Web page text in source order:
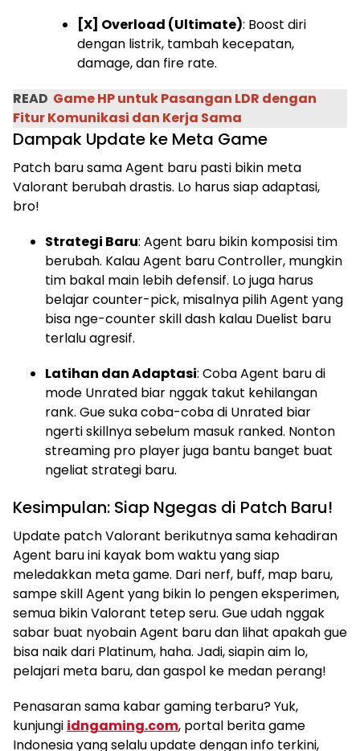
[X] Overload (Ultimate): Boost diri
dengan listrik, tambah kecepatan,
damage, dan fire rate.
READ Game HP untuk Pasangan LDR dengan
Fitur Komunikasi dan Kerja Sama
Dampak Update ke Meta Game
Patch baru sama Agent baru pasti bikin meta
Valorant berubah drastis. Lo harus siap adaptasi,
bro!
Strategi Baru: Agent baru bikin komposisi tim
berubah. Kalau Agent baru Controller, mungkin
tim bakal main lebih defensif. Lo juga harus
belajar counter-pick, misalnya pilih Agent yang
bisa nge-counter skill dash kalau Duelist baru
terlalu agresif.
Latihan dan Adaptasi: Coba Agent baru di
mode Unrated biar nggak takut kehilangan
rank. Gue suka coba-coba di Unrated biar
ngerti skillnya sebelum masuk ranked. Nonton
streaming pro player juga bantu banget buat
ngeliat strategi baru.
Kesimpulan: Siap Ngegas di Patch Baru!
Update patch Valorant berikutnya sama kehadiran
Agent baru ini kayak bom waktu yang siap
meledakkan meta game. Dari nerf, buff, map baru,
sampe skill Agent yang bikin lo pengen eksperimen,
semua bikin Valorant tetep seru. Gue udah nggak
sabar buat nyobain Agent baru dan lihat apakah gue
bisa naik dari Platinum, haha. Jadi, siapin aim lo,
pelajari meta baru, dan gaspol ke medan perang!
Penasaran sama kabar gaming terbaru? Yuk,
kunjungi idngaming.com, portal berita game
Indonesia yang selalu update dengan info terkini,